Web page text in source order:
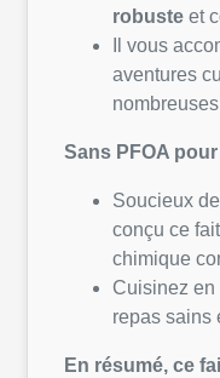
robuste et
Il vous
aventures
Sans PFOA
Soucieux
conçu ce
chimique
Cuisinez en
repas sains
En résumé, ce